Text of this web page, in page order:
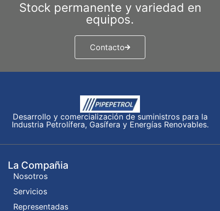
Stock permanente y variedad en
equipos.
Contacto
Desarrollo y comercialización de suministros para la
Industria Petrolífera, Gasífera y Energías Renovables.
La Compañia
Nosotros
Servicios
Representadas